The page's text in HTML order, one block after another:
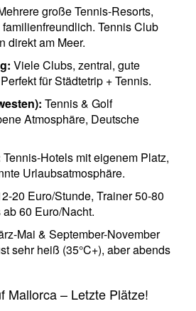
große Tennis-Resorts,
Tennis Club
direkt am Meer.
Viele Clubs, zentral, gute
für Städtetrip + Tennis.
Tennis & Golf
Atmosphäre, Deutsche
Tennis-Hotels mit eigenem Platz,
Urlaubsatmosphäre.
20 Euro/Stunde, Trainer 50-80
60 Euro/Nacht.
Mai & September-November
sehr heiß (35°C+), aber abends
Mallorca – Letzte Plätze!